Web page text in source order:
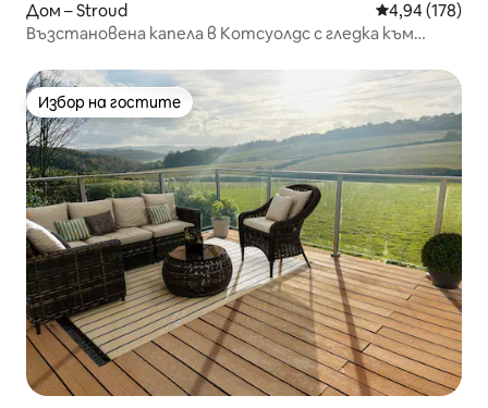
Дом – Stroud Средна
4,94 (178)
Възстановена капела в Котсуолдс с гледка към
Избор на гостите
Избор на гостите